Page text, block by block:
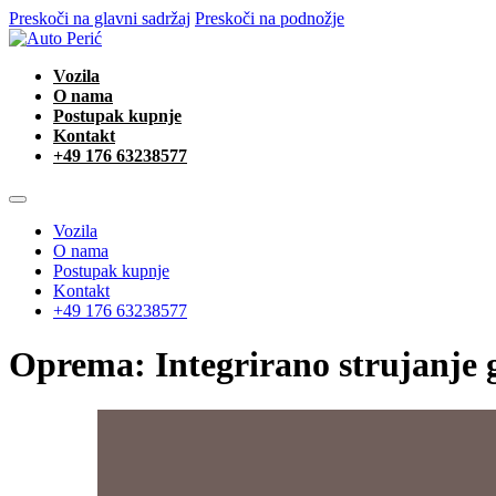
Preskoči na glavni sadržaj Preskoči na podnožje
Vozila
O nama
Postupak kupnje
Kontakt
+49 176 63238577
Vozila
O nama
Postupak kupnje
Kontakt
+49 176 63238577
Oprema: Integrirano strujanje